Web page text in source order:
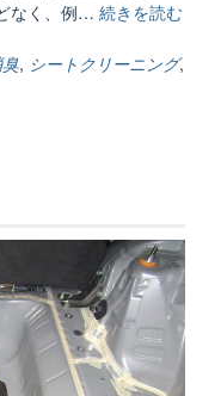
なく、例… 続きを読む
, シートクリーニング,